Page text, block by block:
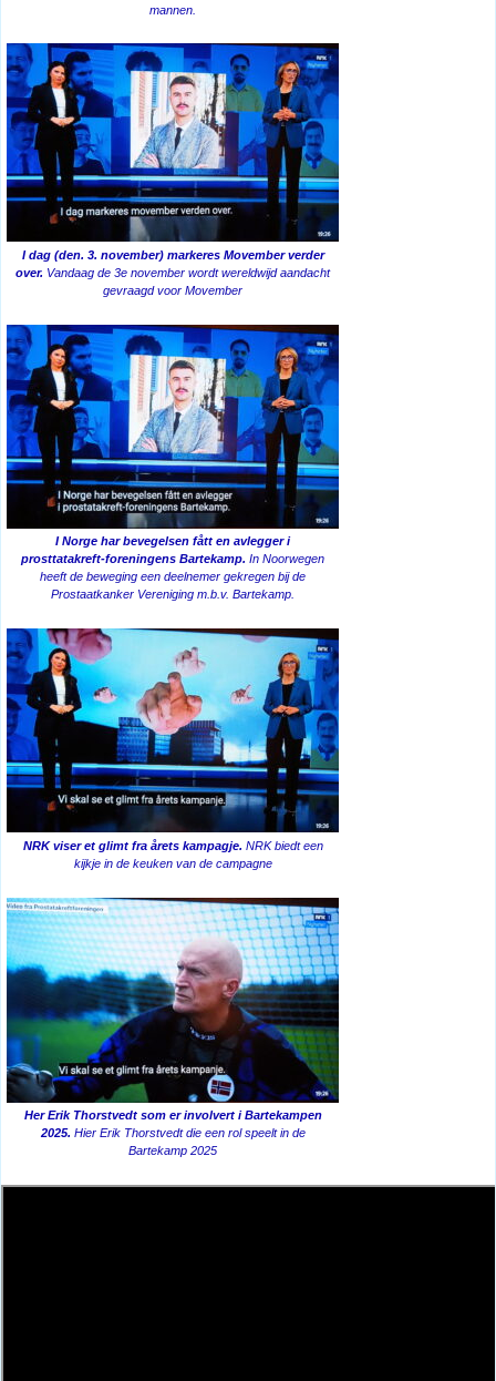
mannen.
I dag (den. 3. november) markeres Movember verder
over. Vandaag de 3e november wordt wereldwijd aandacht
gevraagd voor Movember
I Norge har bevegelsen fått en avlegger i
prosttatakreft-foreningens Bartekamp. In Noorwegen
heeft de beweging een deelnemer gekregen bij de
Prostaatkanker Vereniging m.b.v. Bartekamp.
NRK viser et glimt fra årets kampagje. NRK biedt een
kijkje in de keuken van de campagne
Her Erik Thorstvedt som er involvert i Bartekampen
2025. Hier Erik Thorstvedt die een rol speelt in de
Bartekamp 2025